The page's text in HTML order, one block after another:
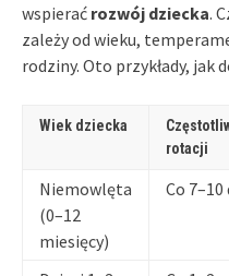
wspierać rozwój dziecka.
zależy od wieku,
rodziny. Oto przykłady, jak
Wiek dziecka
rotacji
Niemowlęta
(0–12
miesięcy)
Co 7–10